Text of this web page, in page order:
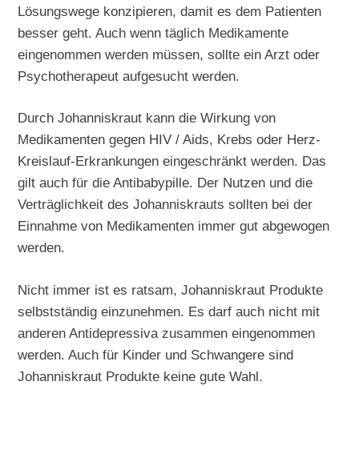
Lösungswege konzipieren, damit es dem Patienten
besser geht. Auch wenn täglich Medikamente
eingenommen werden müssen, sollte ein Arzt oder
Psychotherapeut aufgesucht werden.
Durch Johanniskraut kann die Wirkung von
Medikamenten gegen HIV / Aids, Krebs oder Herz-
Kreislauf-Erkrankungen eingeschränkt werden. Das
gilt auch für die Antibabypille. Der Nutzen und die
Verträglichkeit des Johanniskrauts sollten bei der
Einnahme von Medikamenten immer gut abgewogen
werden.
Nicht immer ist es ratsam, Johanniskraut Produkte
selbstständig einzunehmen. Es darf auch nicht mit
anderen Antidepressiva zusammen eingenommen
werden. Auch für Kinder und Schwangere sind
Johanniskraut Produkte keine gute Wahl.